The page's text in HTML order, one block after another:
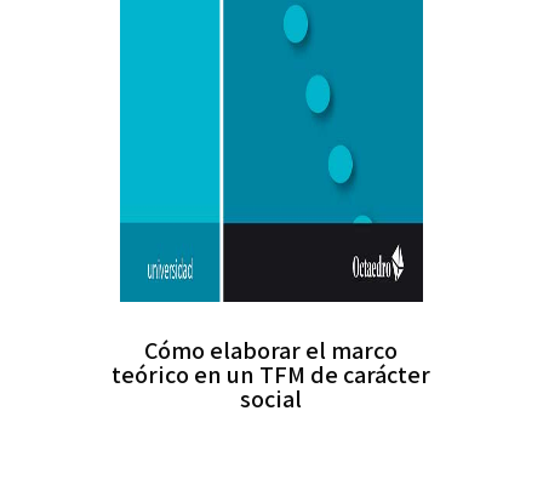
Cómo elaborar el marco
teórico en un TFM de carácter
social